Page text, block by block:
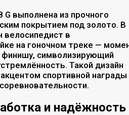
G выполнена из прочного
покрытием под золото. В
велосипедист в
на гоночном треке —
символизирующий
Такой дизайн
спортивной награды
и надёжность